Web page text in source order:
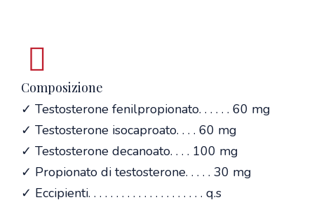
Composizione
✓ Testosterone fenilpropionato. . . . . . 60 mg
✓ Testosterone isocaproato. . . . 60 mg
✓ Testosterone decanoato. . . . 100 mg
✓ Propionato di testosterone. . . . . 30 mg
✓ Eccipienti. . . . . . . . . . . . . . . . . . . . . q.s